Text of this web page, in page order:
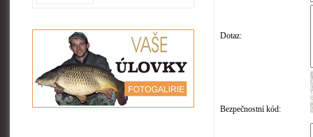
Dotaz:
Bezpečnostní kód: